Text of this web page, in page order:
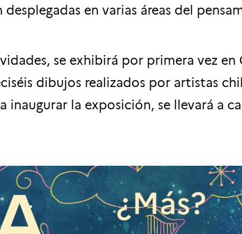
en varias áreas del
se exhibirá por primera vez
dibujos realizados por artistas
inaugurar la exposición, se llevará a